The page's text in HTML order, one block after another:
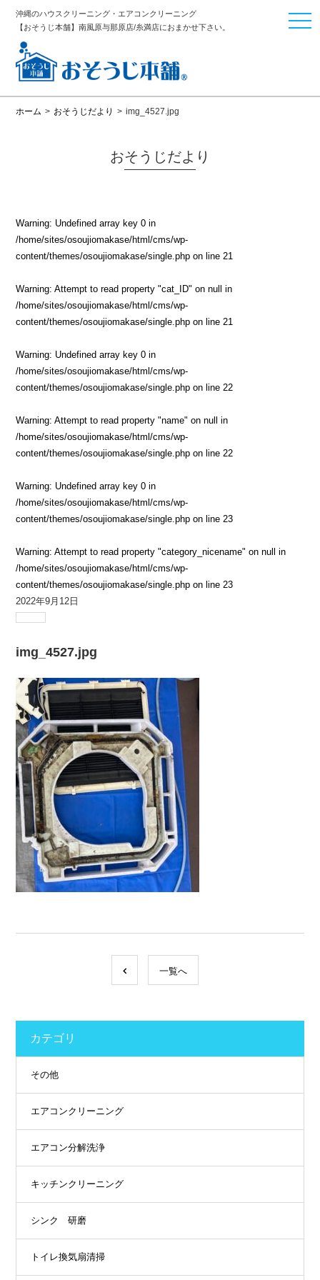
沖縄のハウスクリーニング・エアコンクリーニング
【おそうじ本舗】南風原与那原店/糸満店におまかせ下さい。
ホーム > おそうじだより > img_4527.jpg
おそうじだより
Warning: Undefined array key 0 in
/home/sites/osoujiomakase/html/cms/wp-
content/themes/osoujiomakase/single.php on line 21
Warning: Attempt to read property "cat_ID" on null in
/home/sites/osoujiomakase/html/cms/wp-
content/themes/osoujiomakase/single.php on line 21
Warning: Undefined array key 0 in
/home/sites/osoujiomakase/html/cms/wp-
content/themes/osoujiomakase/single.php on line 22
Warning: Attempt to read property "name" on null in
/home/sites/osoujiomakase/html/cms/wp-
content/themes/osoujiomakase/single.php on line 22
Warning: Undefined array key 0 in
/home/sites/osoujiomakase/html/cms/wp-
content/themes/osoujiomakase/single.php on line 23
Warning: Attempt to read property "category_nicename" on null in
/home/sites/osoujiomakase/html/cms/wp-
content/themes/osoujiomakase/single.php on line 23
2022年9月12日
img_4527.jpg
一覧へ
カテゴリ
その他
エアコンクリーニング
エアコン分解洗浄
キッチンクリーニング
シンク 研磨
トイレ換気扇清掃